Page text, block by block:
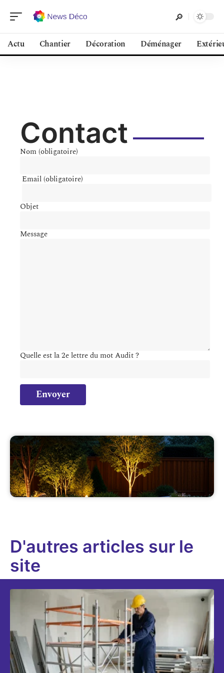
Actu Chantier Décoration Déménager
Contact
Nom (obligatoire)
Email (obligatoire)
Objet
Message
Quelle est la 2e lettre du mot Audit ?
D'autres articles sur le
site